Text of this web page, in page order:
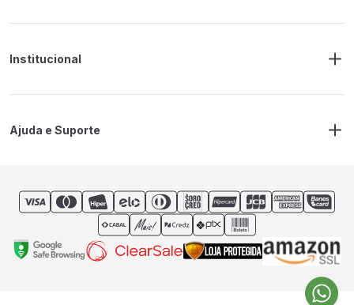
Endereço de Entrega
Institucional
Politica de Privacidade
Ajuda e Suporte